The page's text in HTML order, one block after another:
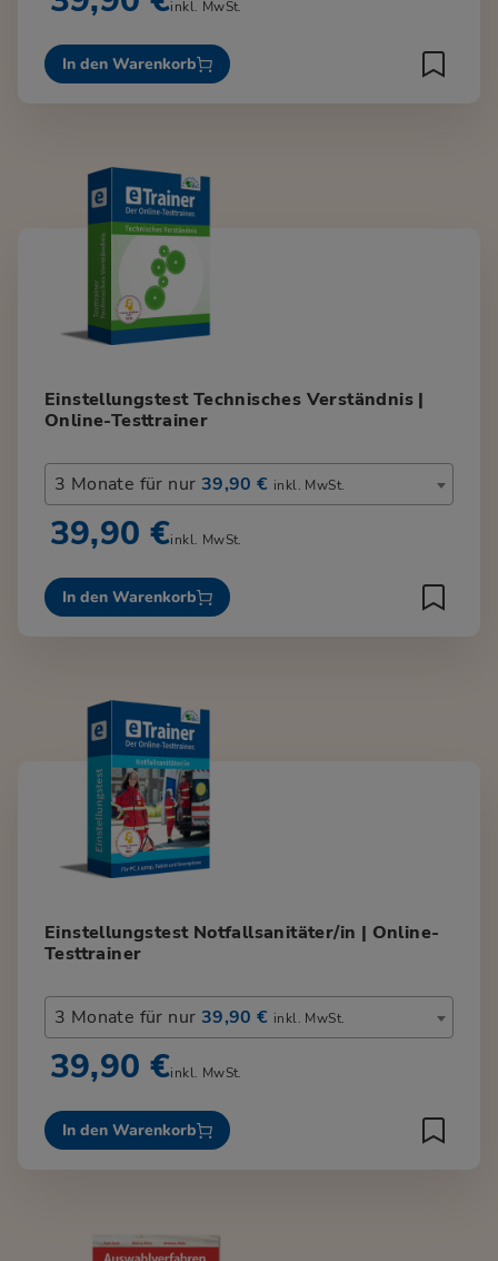
inkl. MwSt.
In den Warenkorb
Einstellungstest Technisches Verständnis |
Online-Testtrainer
3 Monate für nur 39,90 € inkl. MwSt.
39,90 €inkl. MwSt.
In den Warenkorb
Einstellungstest Notfallsanitäter/in | Online-
Testtrainer
3 Monate für nur 39,90 € inkl. MwSt.
39,90 €inkl. MwSt.
In den Warenkorb